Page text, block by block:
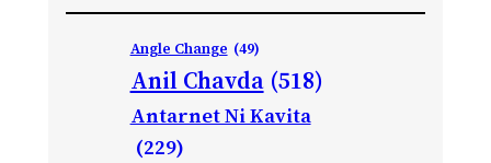
Angle Change (49)
Anil Chavda (518)
Antarnet Ni Kavita
(229)